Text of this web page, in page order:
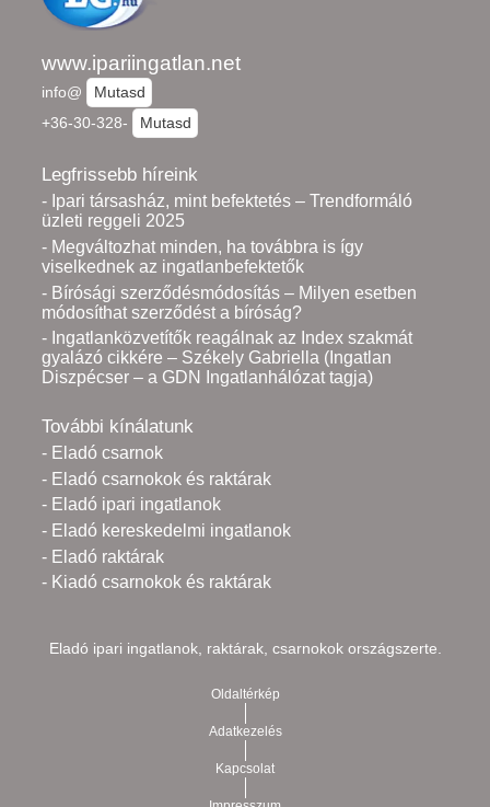
www.ipariingatlan.net
info@
Mutasd
+36-30-328-
Mutasd
Legfrissebb híreink
- Ipari társasház, mint befektetés – Trendformáló
üzleti reggeli 2025
- Megváltozhat minden, ha továbbra is így
viselkednek az ingatlanbefektetők
- Bírósági szerződésmódosítás – Milyen esetben
módosíthat szerződést a bíróság?
- Ingatlanközvetítők reagálnak az Index szakmát
gyalázó cikkére – Székely Gabriella (Ingatlan
Diszpécser – a GDN Ingatlanhálózat tagja)
További kínálatunk
- Eladó csarnok
- Eladó csarnokok és raktárak
- Eladó ipari ingatlanok
- Eladó kereskedelmi ingatlanok
- Eladó raktárak
- Kiadó csarnokok és raktárak
Eladó ipari ingatlanok, raktárak, csarnokok országszerte.
Oldaltérkép
Adatkezelés
Kapcsolat